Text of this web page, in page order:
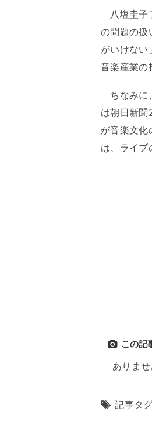
八塩圭子
の問題の扱
がいけない
音楽産業の
ちなみに
は朝日新
が音楽文化
は、ライブ
この記
ありませ
記事タ